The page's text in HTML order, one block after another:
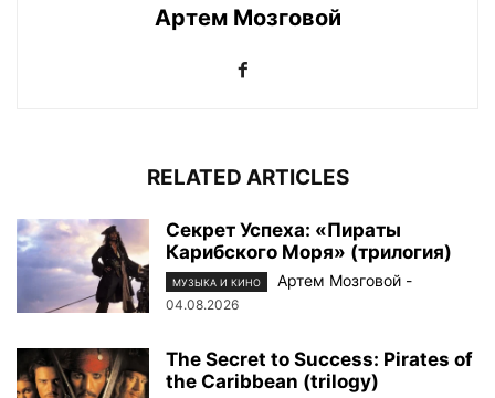
Артем Мозговой
RELATED ARTICLES
Секрет Успеха: «Пираты
Карибского Моря» (трилогия)
МУЗЫКА И КИНО Артем Мозговой -
04.08.2026
The Secret to Success: Pirates of
the Caribbean (trilogy)